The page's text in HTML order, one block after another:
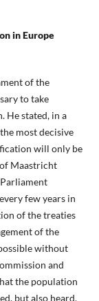
in Europe
of the
to take
He stated, in a
most decisive
will only be
Maastricht
few years in
of the treaties
of the
without
and
the population
but also heard.